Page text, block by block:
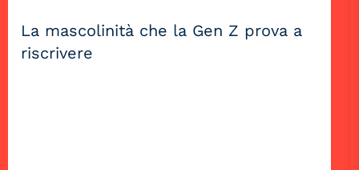
La mascolinità che la Gen Z prova a
riscrivere